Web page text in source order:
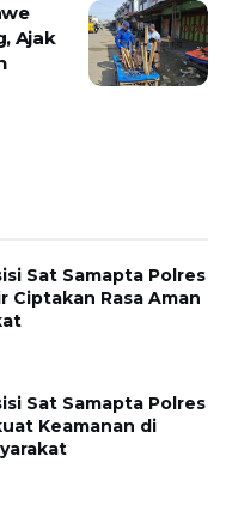
Ajak
Sat Samapta Polres
Ciptakan Rasa Aman
Sat Samapta Polres
Keamanan di